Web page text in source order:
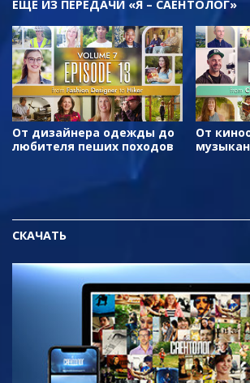
ЕЩЁ ИЗ ПЕРЕДАЧИ «Я – САЕНТОЛОГ»
От дизайнера одежды до
любителя пеших походов
От
СКАЧАТЬ